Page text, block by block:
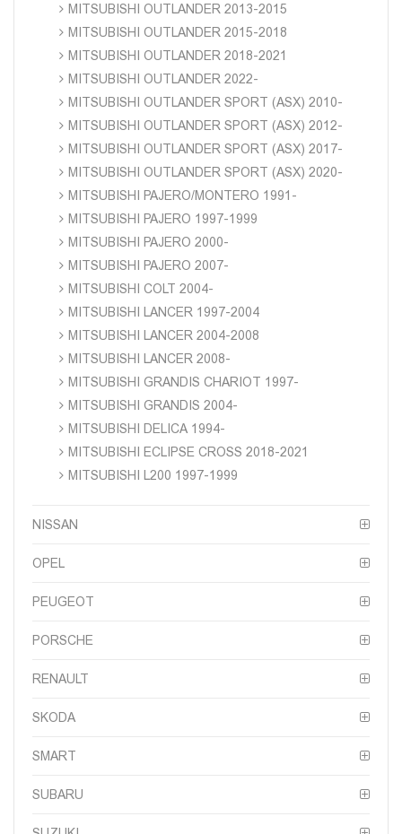
MITSUBISHI OUTLANDER 2013-2015
MITSUBISHI OUTLANDER 2015-2018
MITSUBISHI OUTLANDER 2018-2021
MITSUBISHI OUTLANDER 2022-
MITSUBISHI OUTLANDER SPORT (ASX) 2010-
MITSUBISHI OUTLANDER SPORT (ASX) 2012-
MITSUBISHI OUTLANDER SPORT (ASX) 2017-
MITSUBISHI OUTLANDER SPORT (ASX) 2020-
MITSUBISHI PAJERO/MONTERO 1991-
MITSUBISHI PAJERO 1997-1999
MITSUBISHI PAJERO 2000-
MITSUBISHI PAJERO 2007-
MITSUBISHI COLT 2004-
MITSUBISHI LANCER 1997-2004
MITSUBISHI LANCER 2004-2008
MITSUBISHI LANCER 2008-
MITSUBISHI GRANDIS CHARIOT 1997-
MITSUBISHI GRANDIS 2004-
MITSUBISHI DELICA 1994-
MITSUBISHI ECLIPSE CROSS 2018-2021
MITSUBISHI L200 1997-1999
NISSAN
OPEL
PEUGEOT
PORSCHE
RENAULT
SKODA
SMART
SUBARU